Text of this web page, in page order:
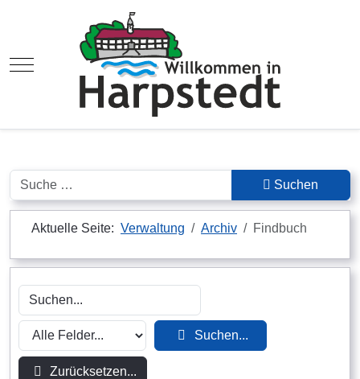
Mobile Menu Toggle
Suchen Suchen
Aktuelle Seite: Verwaltung Archiv Findbuch
Suchen...
Zurücksetzen...